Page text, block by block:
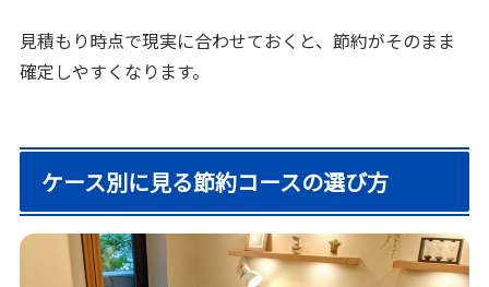
見積もり時点で現実に合わせておくと、節約がそのまま
確定しやすくなります。
ケース別に見る節約コースの選び方